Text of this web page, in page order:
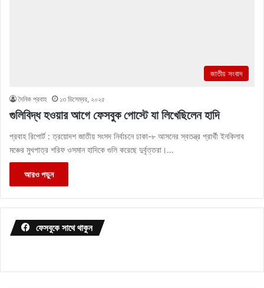
জাতীয় সংবাদ
দৈনিক প্রবাহ ১৩ ডিসেম্বর, ২০২৫
গুলিবিদ্ধ হওয়ার আগে ফেসবুক পোস্টে যা লিখেছিলেন হাদি
প্রবাহ রিপোর্ট : ত্রয়োদশ জাতীয় সংসদ নির্বাচনে ঢাকা-৮ আসনের স্বতন্ত্র প্রার্থী ইনকিলাব
মঞ্চের মুখপাত্র শরিফ ওসমান হাদিকে গুলি করেছে দুর্বৃত্তরা।…
আরও পড়ুন
ফেসবুকে সাথে থাকুন